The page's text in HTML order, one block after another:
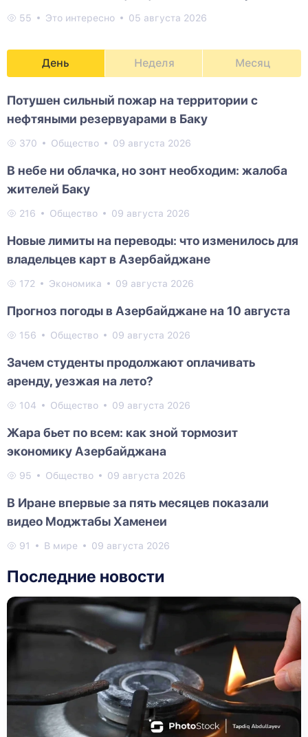
55 Это интересно 05 августа 2026
День Неделя Месяц
Потушен сильный пожар на территории с
нефтяными резервуарами в Баку
370 Общество 09 августа 2026
В небе ни облачка, но зонт необходим: жалоба
жителей Баку
216 Общество 09 августа 2026
Новые лимиты на переводы: что изменилось для
владельцев карт в Азербайджане
172 Экономика 09 августа 2026
Прогноз погоды в Азербайджане на 10 августа
156 Общество 09 августа 2026
Зачем студенты продолжают оплачивать
аренду, уезжая на лето?
104 Общество 09 августа 2026
Жара бьет по всем: как зной тормозит
экономику Азербайджана
95 Общество 09 августа 2026
В Иране впервые за пять месяцев показали
видео Моджтабы Хаменеи
91 В мире 09 августа 2026
Последние новости